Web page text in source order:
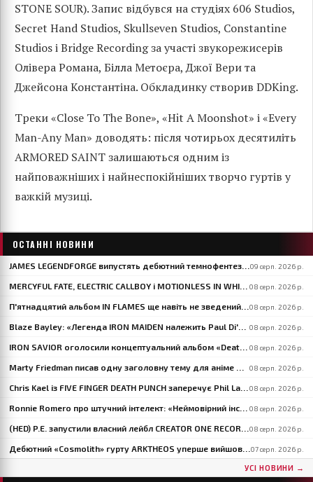
STONE SOUR). Запис відбувся на студіях 606 Studios,
Secret Hand Studios, Skullseven Studios, Constantine
Studios і Bridge Recording за участі звукорежисерів
Олівера Романа, Білла Метоєра, Джої Вери та
Джейсона Константіна. Обкладинку створив DDKing.
Треки «Close To The Bone», «Hit A Moonshot» і «Every
Man-Any Man» доводять: після чотирьох десятиліть
ARMORED SAINT залишаються одним із
найповажніших і найнеспокійніших творчо гуртів у
важкій музиці.
ОСТАННІ НОВИНИ
09 серп. 2026 р.
08 серп. 2026 р.
08 серп. 2026 р.
08 серп. 2026 р.
08 серп. 2026 р.
08 серп. 2026 р.
08 серп. 2026 р.
08 серп. 2026 р.
08 серп. 2026 р.
07 серп. 2026 р.
УСІ НОВИНИ →